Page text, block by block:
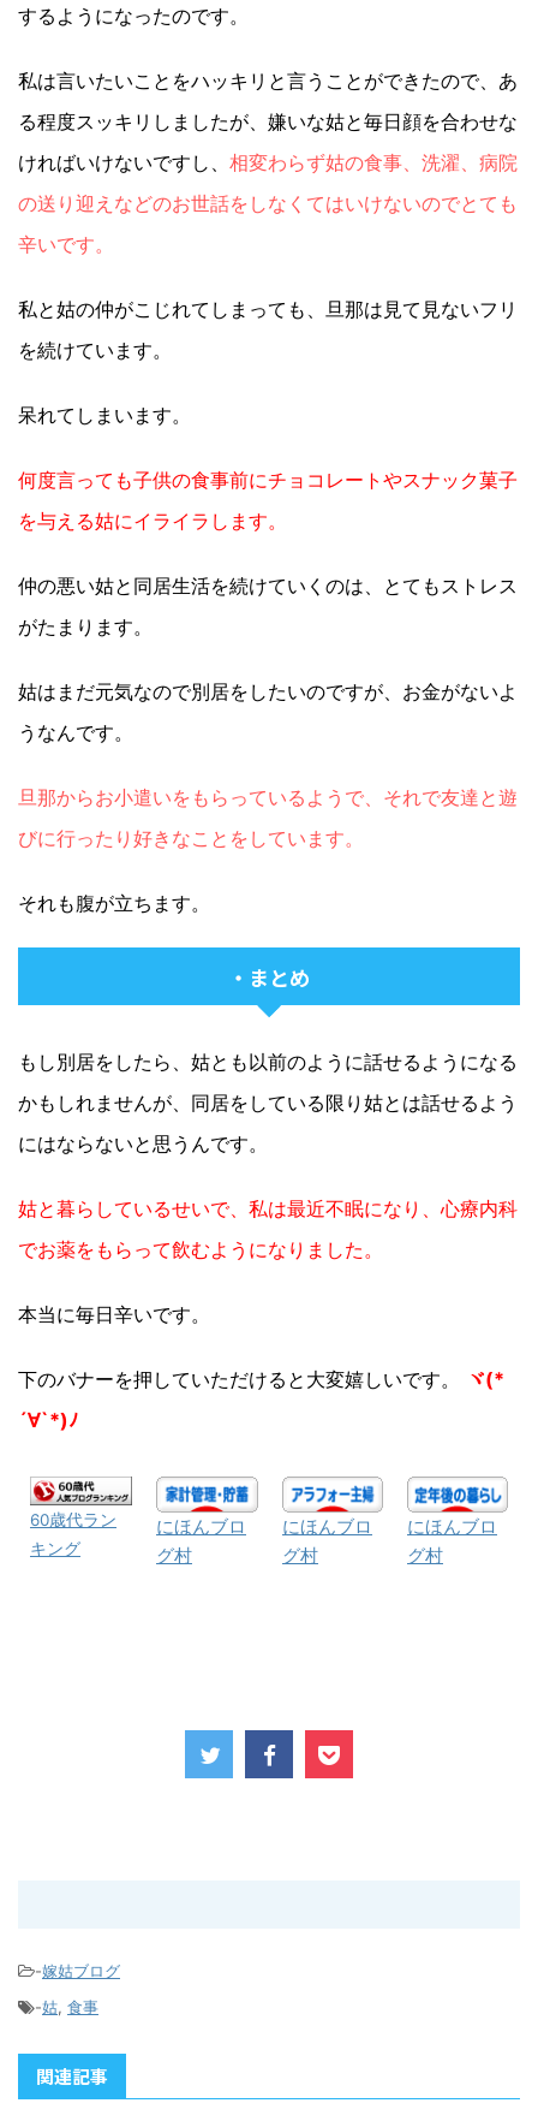
するようになったのです。
私は言いたいことをハッキリと言うことができたので、あ
る程度スッキリしましたが、嫌いな姑と毎日顔を合わせな
ければいけないですし、 相変わらず姑の食事、洗濯、病院
の送り迎えなどのお世話をしなくてはいけないのでとても
辛いです。
私と姑の仲がこじれてしまっても、旦那は見て見ないフリ
を続けています。
呆れてしまいます。
何度言っても子供の食事前にチョコレートやスナック菓子
を与える姑にイライラします。
仲の悪い姑と同居生活を続けていくのは、とてもストレス
がたまります。
姑はまだ元気なので別居をしたいのですが、お金がないよ
うなんです。
旦那からお小遣いをもらっているようで、それで友達と遊
びに行ったり好きなことをしています。
それも腹が立ちます。
・まとめ
もし別居をしたら、姑とも以前のように話せるようになる
かもしれませんが、同居をしている限り姑とは話せるよう
にはならないと思うんです。
姑と暮らしているせいで、私は最近不眠になり、心療内科
でお薬をもらって飲むようになりました。
本当に毎日辛いです。
下のバナーを押していただけると大変嬉しいです。
ヾ(*
´∀`*)ﾉ
60歳代ラン
キング
にほんブロ
グ村
にほんブロ
グ村
にほんブロ
グ村
-嫁姑ブログ
-姑, 食事
関連記事